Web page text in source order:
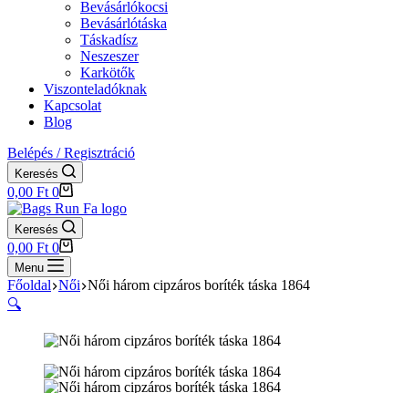
Bevásárlókocsi
Bevásárlótáska
Táskadísz
Neszeszer
Karkötők
Viszonteladóknak
Kapcsolat
Blog
Belépés / Regisztráció
Keresés
Shopping
cart
0,00 Ft 0
Keresés
Shopping
cart
0,00 Ft 0
Menu
Főoldal Női Női három cipzáros boríték táska 1864
🔍